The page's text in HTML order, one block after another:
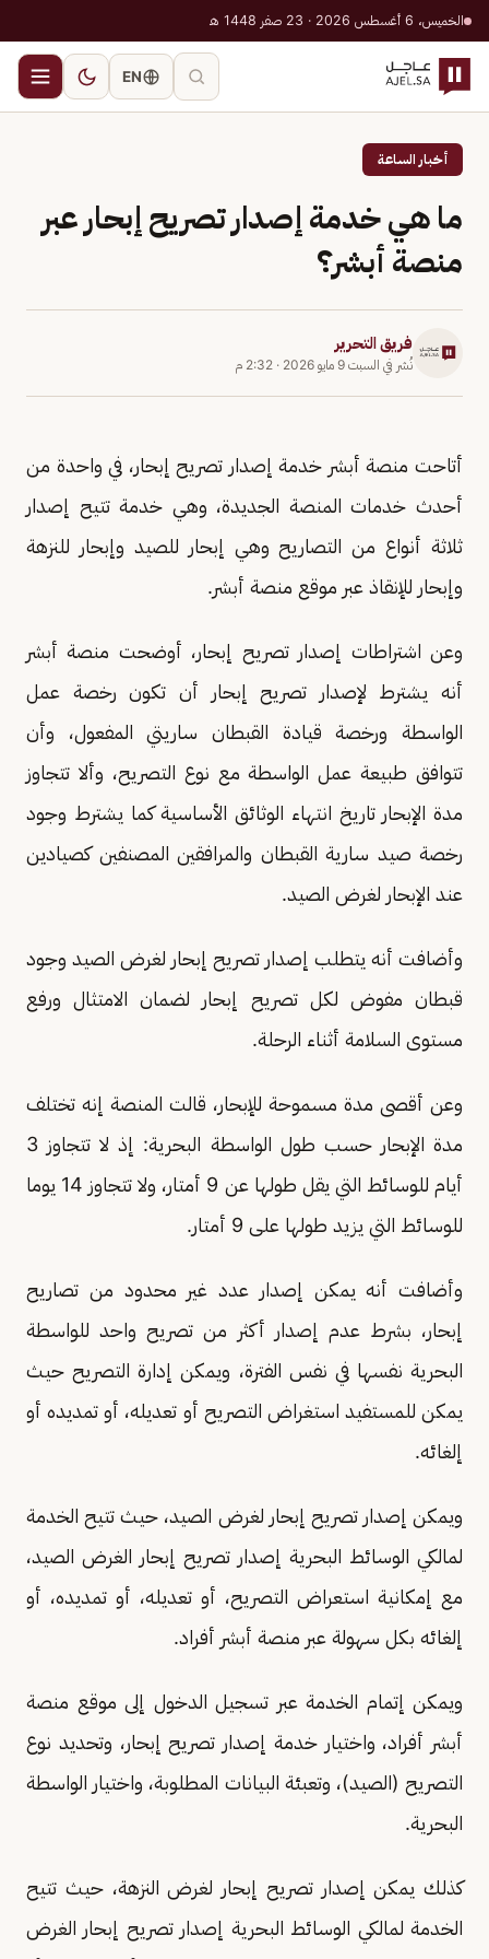
الخميس، 6 أغسطس 2026 · 23 صفر 1448 هـ
EN
أخبار الساعة
ما هي خدمة إصدار تصريح إبحار عبر
منصة أبشر؟
فريق التحرير
نُشر في السبت 9 مايو 2026 · 2:32 م
أتاحت منصة أبشر خدمة إصدار تصريح إبحار، في واحدة من
أحدث خدمات المنصة الجديدة، وهي خدمة تتيح إصدار
ثلاثة أنواع من التصاريح وهي إبحار للصيد وإبحار للنزهة
وإبحار للإنقاذ عبر موقع منصة أبشر.
وعن اشتراطات إصدار تصريح إبحار، أوضحت منصة أبشر
أنه يشترط لإصدار تصريح إبحار أن تكون رخصة عمل
الواسطة ورخصة قيادة القبطان ساريتي المفعول، وأن
تتوافق طبيعة عمل الواسطة مع نوع التصريح، وألا تتجاوز
مدة الإبحار تاريخ انتهاء الوثائق الأساسية كما يشترط وجود
رخصة صيد سارية القبطان والمرافقين المصنفين كصيادين
عند الإبحار لغرض الصيد.
وأضافت أنه يتطلب إصدار تصريح إبحار لغرض الصيد وجود
قبطان مفوض لكل تصريح إبحار لضمان الامتثال ورفع
مستوى السلامة أثناء الرحلة.
وعن أقصى مدة مسموحة للإبحار، قالت المنصة إنه تختلف
مدة الإبحار حسب طول الواسطة البحرية: إذ لا تتجاوز 3
أيام للوسائط التي يقل طولها عن 9 أمتار، ولا تتجاوز 14 يوما
للوسائط التي يزيد طولها على 9 أمتار.
وأضافت أنه يمكن إصدار عدد غير محدود من تصاريح
إبحار، بشرط عدم إصدار أكثر من تصريح واحد للواسطة
البحرية نفسها في نفس الفترة، ويمكن إدارة التصريح حيث
يمكن للمستفيد استغراض التصريح أو تعديله، أو تمديده أو
إلغائه.
ويمكن إصدار تصريح إبحار لغرض الصيد، حيث تتيح الخدمة
لمالكي الوسائط البحرية إصدار تصريح إبحار الغرض الصيد،
مع إمكانية استعراض التصريح، أو تعديله، أو تمديده، أو
إلغائه بكل سهولة عبر منصة أبشر أفراد.
ويمكن إتمام الخدمة عبر تسجيل الدخول إلى موقع منصة
أبشر أفراد، واختيار خدمة إصدار تصريح إبحار، وتحديد نوع
التصريح (الصيد)، وتعبئة البيانات المطلوبة، واختيار الواسطة
البحرية.
كذلك يمكن إصدار تصريح إبحار لغرض النزهة، حيث تتيح
الخدمة لمالكي الوسائط البحرية إصدار تصريح إبحار الغرض